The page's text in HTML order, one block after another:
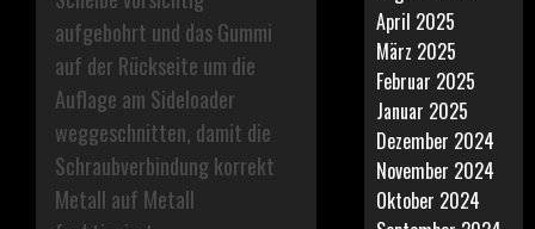
aufgebohrt und das Gummi
auf der Rückseite um die
Auflage am Sideloader
weggeschnitten, damit die
Schraubverbindung korrekt
Metall auf Metall
April 2025
März 2025
Februar 2025
Januar 2025
Dezember 2024
November 2024
Oktober 2024